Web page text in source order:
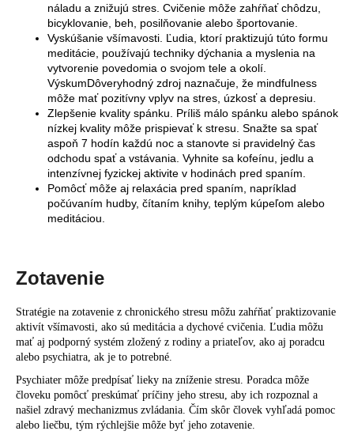
náladu a znižujú stres. Cvičenie môže zahŕňať chôdzu,
bicyklovanie, beh, posilňovanie alebo športovanie.
Vyskúšanie všímavosti. Ľudia, ktorí praktizujú túto formu
meditácie, používajú techniky dýchania a myslenia na
vytvorenie povedomia o svojom tele a okolí.
VýskumDôveryhodný zdroj naznačuje, že mindfulness
môže mať pozitívny vplyv na stres, úzkosť a depresiu.
Zlepšenie kvality spánku. Príliš málo spánku alebo spánok
nízkej kvality môže prispievať k stresu. Snažte sa spať
aspoň 7 hodín každú noc a stanovte si pravidelný čas
odchodu spať a vstávania. Vyhnite sa kofeínu, jedlu a
intenzívnej fyzickej aktivite v hodinách pred spaním.
Pomôcť môže aj relaxácia pred spaním, napríklad
počúvaním hudby, čítaním knihy, teplým kúpeľom alebo
meditáciou.
Zotavenie
Stratégie na zotavenie z chronického stresu môžu zahŕňať praktizovanie
aktivít všímavosti, ako sú meditácia a dychové cvičenia. Ľudia môžu
mať aj podporný systém zložený z rodiny a priateľov, ako aj poradcu
alebo psychiatra, ak je to potrebné.
Psychiater môže predpísať lieky na zníženie stresu. Poradca môže
človeku pomôcť preskúmať príčiny jeho stresu, aby ich rozpoznal a
našiel zdravý mechanizmus zvládania. Čím skôr človek vyhľadá pomoc
alebo liečbu, tým rýchlejšie môže byť jeho zotavenie.